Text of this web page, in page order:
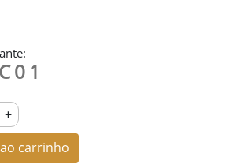
+
carrinho